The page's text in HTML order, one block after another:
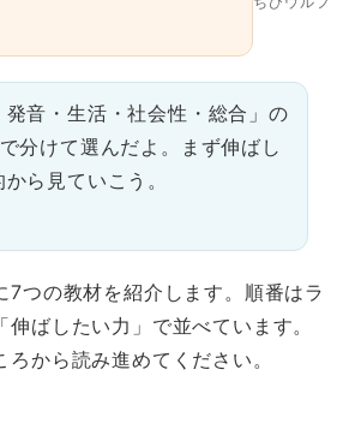
発音・生活・社会性・総合」の
分けて選んだよ。まず伸ばし
ら見ていこう。
7つの教材を紹介します。順番はラ
伸ばしたい力」で並べています。
から読み進めてください。